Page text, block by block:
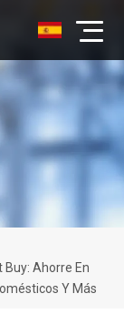
Buy: Ahorre En
Y Más